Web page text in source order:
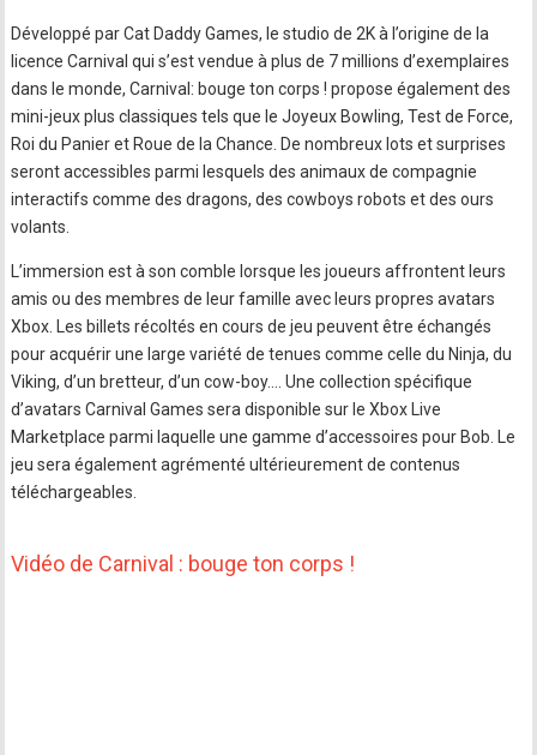
Développé par Cat Daddy Games, le studio de 2K à l’origine de la
licence Carnival qui s’est vendue à plus de 7 millions d’exemplaires
dans le monde, Carnival: bouge ton corps ! propose également des
mini-jeux plus classiques tels que le Joyeux Bowling, Test de Force,
Roi du Panier et Roue de la Chance. De nombreux lots et surprises
seront accessibles parmi lesquels des animaux de compagnie
interactifs comme des dragons, des cowboys robots et des ours
volants.
L’immersion est à son comble lorsque les joueurs affrontent leurs
amis ou des membres de leur famille avec leurs propres avatars
Xbox. Les billets récoltés en cours de jeu peuvent être échangés
pour acquérir une large variété de tenues comme celle du Ninja, du
Viking, d’un bretteur, d’un cow-boy…. Une collection spécifique
d’avatars Carnival Games sera disponible sur le Xbox Live
Marketplace parmi laquelle une gamme d’accessoires pour Bob. Le
jeu sera également agrémenté ultérieurement de contenus
téléchargeables.
Vidéo de Carnival : bouge ton corps !